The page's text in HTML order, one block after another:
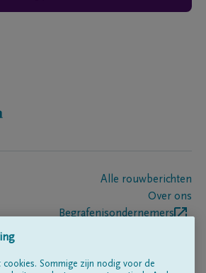
Alle rouwberichten
Over ons
Begrafenisondernemers
cookies. Sommige zijn nodig voor de